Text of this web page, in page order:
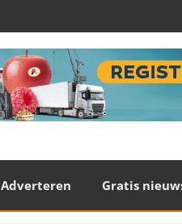
Adverteren Gratis